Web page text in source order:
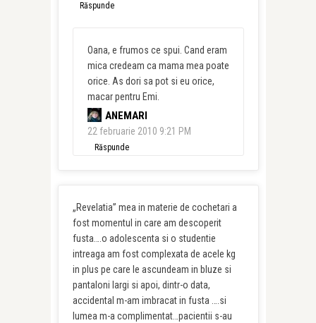
Răspunde
Oana, e frumos ce spui. Cand eram
mica credeam ca mama mea poate
orice. As dori sa pot si eu orice,
macar pentru Emi.
ANEMARI
22 februarie 2010 9:21 PM
Răspunde
„Revelatia” mea in materie de cochetari a
fost momentul in care am descoperit
fusta….o adolescenta si o studentie
intreaga am fost complexata de acele kg
in plus pe care le ascundeam in bluze si
pantaloni largi si apoi, dintr-o data,
accidental m-am imbracat in fusta ….si
lumea m-a complimentat…pacientii s-au